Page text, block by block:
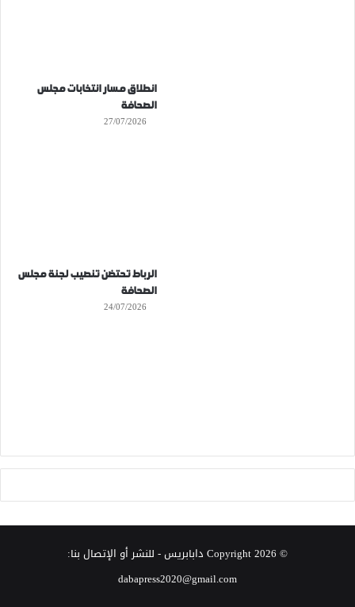
انطلاق مسار انتخابات مجلس
الصحافة
27/07/2026
الرباط تحتضن تنصيب لجنة مجلس
الصحافة
24/07/2026
© Copyright 2026 دابابريس- للنشر أو الإتصال بنا:
dabapress2020@gmail.com